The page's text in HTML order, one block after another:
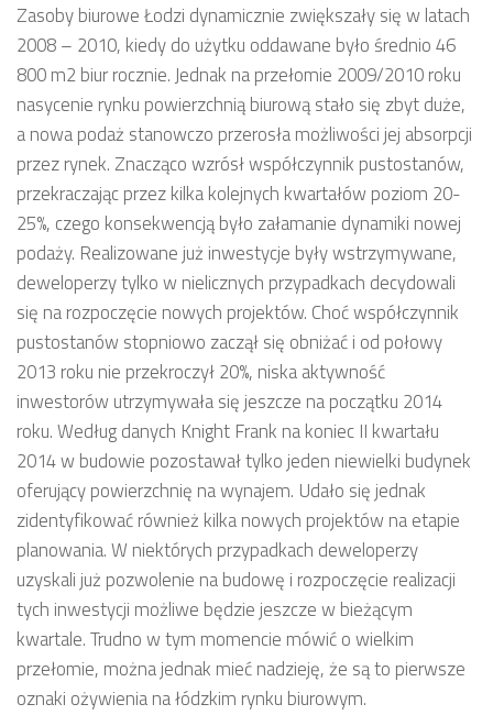
Zasoby biurowe Łodzi dynamicznie zwiększały się w latach
2008 – 2010, kiedy do użytku oddawane było średnio 46
800 m2 biur rocznie. Jednak na przełomie 2009/2010 roku
nasycenie rynku powierzchnią biurową stało się zbyt duże,
a nowa podaż stanowczo przerosła możliwości jej absorpcji
przez rynek. Znacząco wzrósł współczynnik pustostanów,
przekraczając przez kilka kolejnych kwartałów poziom 20-
25%, czego konsekwencją było załamanie dynamiki nowej
podaży. Realizowane już inwestycje były wstrzymywane,
deweloperzy tylko w nielicznych przypadkach decydowali
się na rozpoczęcie nowych projektów. Choć współczynnik
pustostanów stopniowo zaczął się obniżać i od połowy
2013 roku nie przekroczył 20%, niska aktywność
inwestorów utrzymywała się jeszcze na początku 2014
roku. Według danych Knight Frank na koniec II kwartału
2014 w budowie pozostawał tylko jeden niewielki budynek
oferujący powierzchnię na wynajem. Udało się jednak
zidentyfikować również kilka nowych projektów na etapie
planowania. W niektórych przypadkach deweloperzy
uzyskali już pozwolenie na budowę i rozpoczęcie realizacji
tych inwestycji możliwe będzie jeszcze w bieżącym
kwartale. Trudno w tym momencie mówić o wielkim
przełomie, można jednak mieć nadzieję, że są to pierwsze
oznaki ożywienia na łódzkim rynku biurowym.